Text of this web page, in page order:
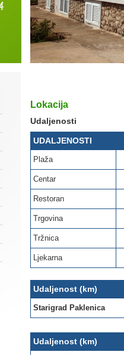
Lokacija
Udaljenosti
UDALJENOSTI
Plaža
Centar
Restoran
Trgovina
Tržnica
Ljekarna
Udaljenost (km)
Starigrad Paklenica
Udaljenost (km)